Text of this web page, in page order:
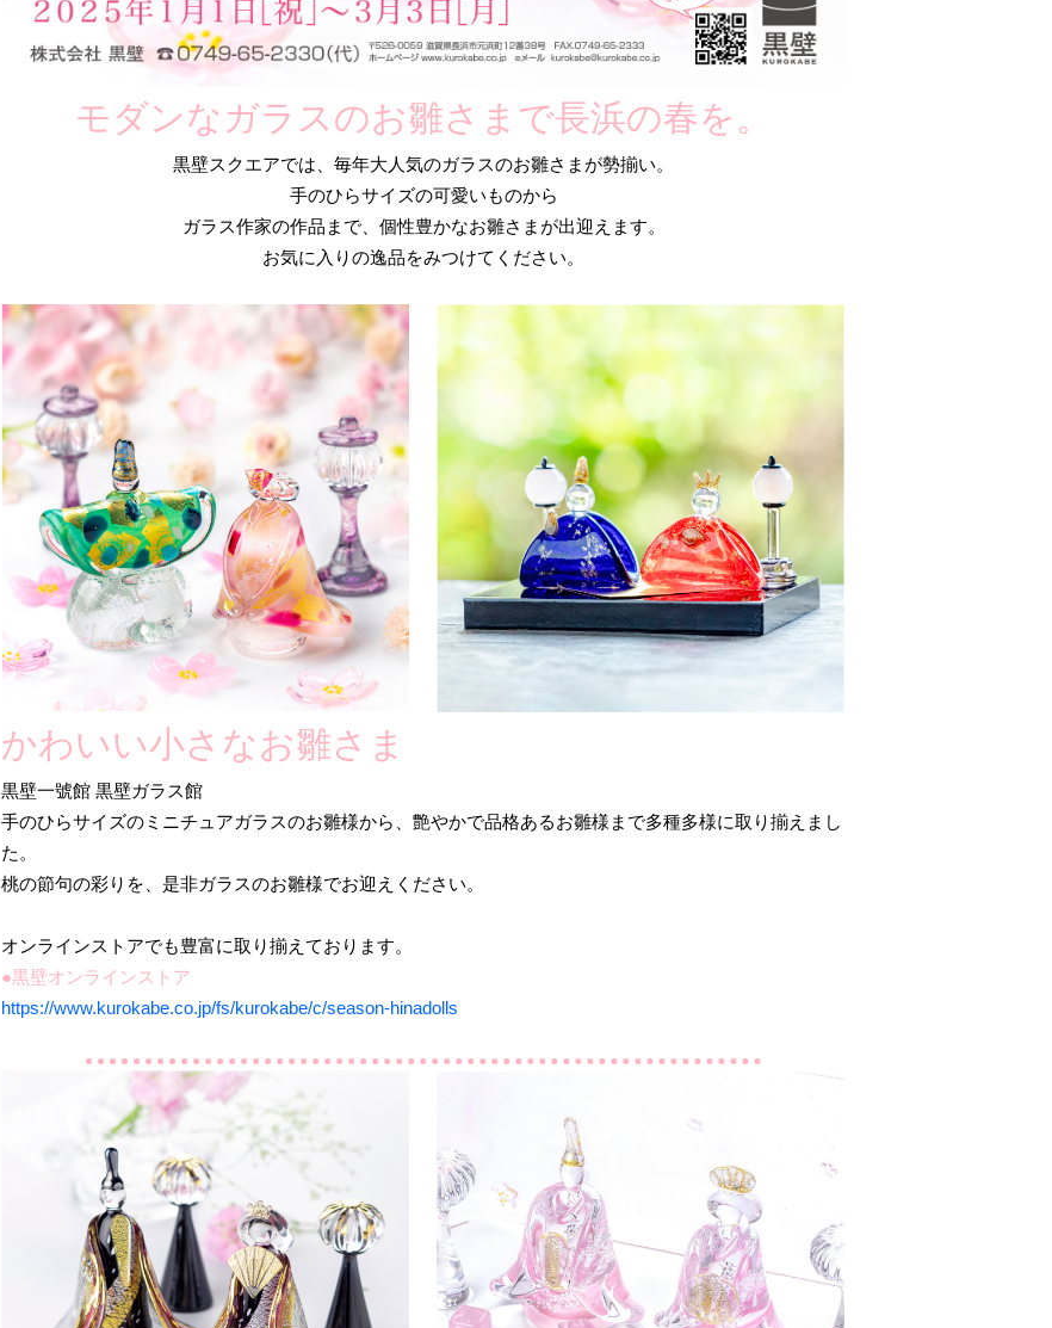
モダンなガラスのお雛さまで長浜の春を。
黒壁スクエアでは、毎年大人気のガラスのお雛さまが勢揃い。
手のひらサイズの可愛いものから
ガラス作家の作品まで、個性豊かなお雛さまが出迎えます。
お気に入りの逸品をみつけてください。
かわいい小さなお雛さま
黒壁一號館 黒壁ガラス館
手のひらサイズのミニチュアガラスのお雛様から、艶やかで品格あるお雛様まで多種多様に取り揃えまし
た。
桃の節句の彩りを、是非ガラスのお雛様でお迎えください。
オンラインストアでも豊富に取り揃えております。
●黒壁オンラインストア
https://www.kurokabe.co.jp/fs/kurokabe/c/season-hinadolls